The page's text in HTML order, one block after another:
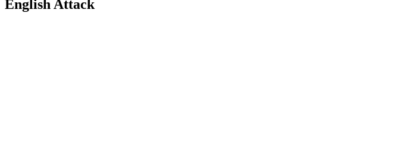
English Attack